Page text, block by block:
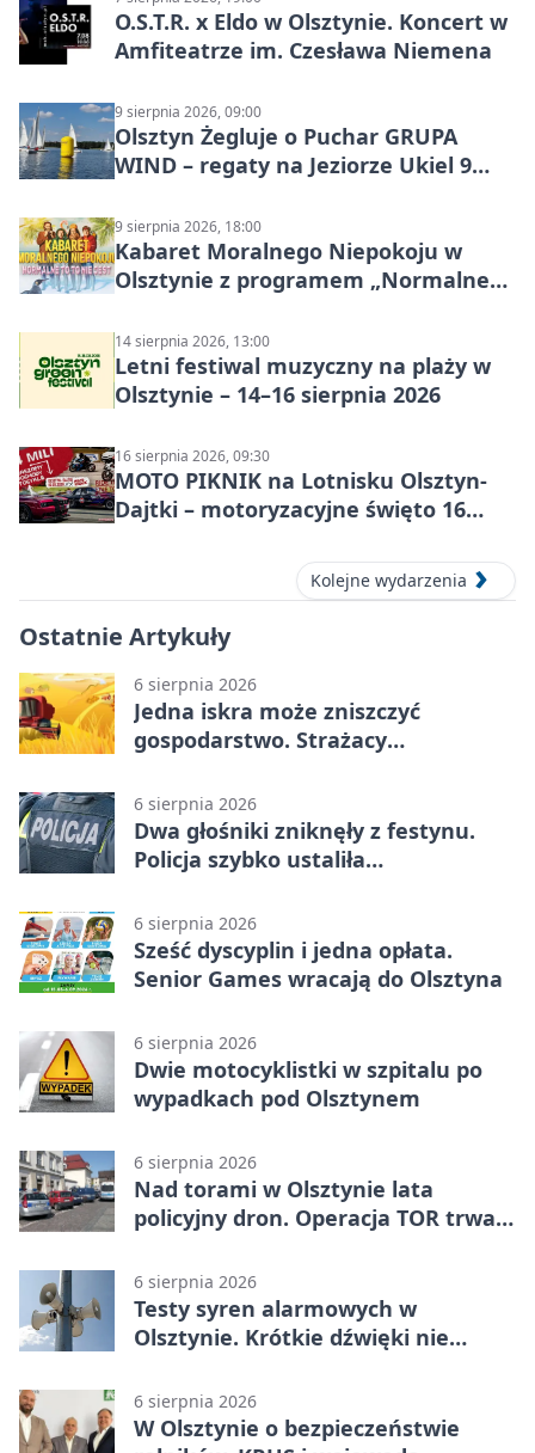
O.S.T.R. x Eldo w Olsztynie. Koncert w
Amfiteatrze im. Czesława Niemena
9 sierpnia 2026, 09:00
Olsztyn Żegluje o Puchar GRUPA
WIND – regaty na Jeziorze Ukiel 9
9 sierpnia 2026, 18:00
Kabaret Moralnego Niepokoju w
Olsztynie z programem „Normalne
14 sierpnia 2026, 13:00
Letni festiwal muzyczny na plaży w
Olsztynie – 14–16 sierpnia 2026
16 sierpnia 2026, 09:30
MOTO PIKNIK na Lotnisku Olsztyn-
Dajtki – motoryzacyjne święto 16
Kolejne wydarzenia
Ostatnie Artykuły
6 sierpnia 2026
Jedna iskra może zniszczyć
gospodarstwo. Strażacy
6 sierpnia 2026
Dwa głośniki zniknęły z festynu.
Policja szybko ustaliła
6 sierpnia 2026
Sześć dyscyplin i jedna opłata.
Senior Games wracają do Olsztyna
6 sierpnia 2026
Dwie motocyklistki w szpitalu po
wypadkach pod Olsztynem
6 sierpnia 2026
Nad torami w Olsztynie lata
policyjny dron. Operacja TOR trwa
6 sierpnia 2026
Testy syren alarmowych w
Olsztynie. Krótkie dźwięki nie
6 sierpnia 2026
W Olsztynie o bezpieczeństwie